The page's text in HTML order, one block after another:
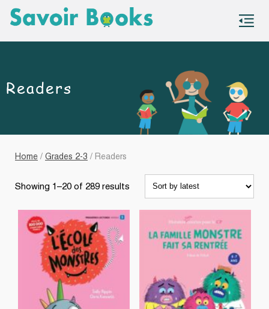
Readers
Home / Grades 2-3 / Readers
Showing 1–20 of 289 results Sorted